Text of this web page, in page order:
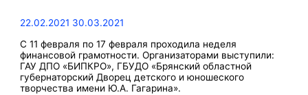
22.02.2021 30.03.2021
С 11 февраля по 17 февраля проходила неделя
финансовой грамотности. Организаторами выступили:
ГАУ ДПО «БИПКРО», ГБУДО «Брянский областной
губернаторский Дворец детского и юношеского
творчества имени Ю.А. Гагарина».